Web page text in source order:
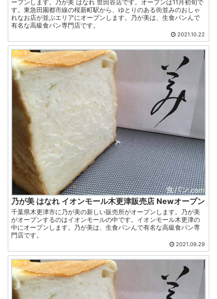
ープンします。乃が美 はなれ 世田谷店です。オープンは11月初旬で
す。東急田園都市線の桜新町駅から、ゆとりのある街並みのおしゃ
れなお店が並ぶエリアにオープンします。乃が美は、生食パンんで
有名な高級食パン専門店です。
2021.10.22
乃が美
乃が美 はなれ イオンモール木更津販売店 Newオープン
千葉県木更津市に乃が美の新しい販売所がオープンします。乃が美
がオープンするのはイオンモールの中です。イオンモール木更津の
中にオープンします。乃が美は、生食パンんで有名な高級食パン専
門店です。
2021.09.29
乃が美